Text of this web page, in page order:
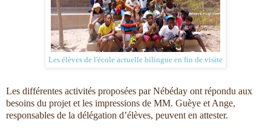
Les élèves de l'école actuelle bilingue en fin de visite
Les différentes activités proposées par Nébéday ont répondu aux
besoins du projet et les impressions de MM. Guèye et Ange,
responsables de la délégation d’élèves, peuvent en attester.